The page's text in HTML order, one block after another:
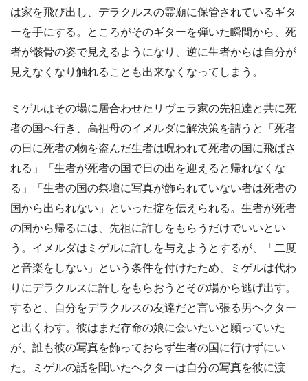
は家を飛び出し、デラクルスの霊廟に保管されているギタ
ーを手にする。ところがそのギターを弾いた瞬間から、死
者が骸骨の姿で見えるようになり、逆に生者からは自分が
見えなくなり触れることも出来なくなってしまう。
ミゲルはその場に居合わせたリヴェラ家の先祖達と共に死
者の国へ行き、高祖母のイメルダに解決策を請うと「死者
の日に死者の物を盗んだ生者は呪われて死者の国に飛ばさ
れる」「生者が死者の国で日の出を迎えると帰れなくな
る」「生者の国の祭壇に写真が飾られていない者は死者の
国から出られない」といった掟を伝えられる。生者が死者
の国から帰るには、先祖に許しをもらうだけでいいとい
う。イメルダはミゲルに許しを与えようとするが、「二度
と音楽をしない」という条件を付けたため、ミゲルは代わ
りにデラクルスに許しをもらおうとその場から逃げ出す。
すると、自分をデラクルスの友達だと言い張る男ヘクター
と出くわす。彼はまだ存命の娘に会いたいと願っていた
が、誰も彼の写真を飾っておらず生者の国に行けずにい
た。ミゲルの話を聞いたヘクターは自分の写真を彼に渡